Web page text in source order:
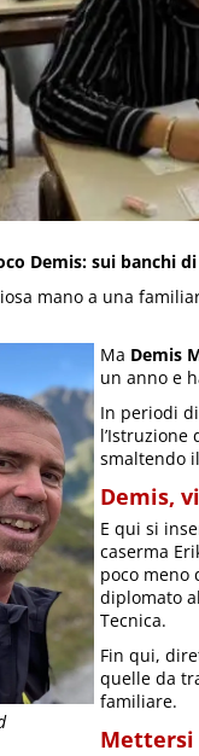
Demis: sui banchi
mano a una
Ma Demis
un anno e
In periodi
smaltendo
Demis,
E qui si
caserma
poco meno
diplomato
Tecnica.
Fin qui,
quelle da
familiare.
Mettersi